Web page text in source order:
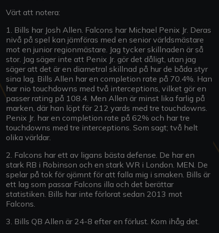
Värt att notera:
1. Bills har Josh Allen. Falcons har Michael Penix Jr. Deras
nivå på spel kan jämföras med en senior världsmästare
mot en junior regionmästare. Jag tycker skillnaden är så
stor. Jag säger inte att Penix Jr. gör det dåligt, utan jag
säger att det är en diametral skillnad på hur de båda styr
sina lag. Bills Allen har en completion rate på 70.4%. Han
har nio touchdowns med två interceptions, vilket gör en
passer rating på 108.4. Men Allen är minst lika farlig på
marken, där han löpt för 212 yards med tre touchdowns.
Penix Jr. har en completion rate på 62% och har tre
touchdowns med tre interceptions. Som sagt; två helt
olika världar.
2. Falcons har ett av ligans bästa defense. De har en
stark RB i Robinson och en stark WR i London. MEN. De
spelar på tok för ojämnt för att falla mig i smaken. Bills är
ett lag som passar Falcons illa och det berättar
statistiken. Bills har inte förlorat sedan 2013 mot
Falcons.
3. Bills QB Allen är 24-8 efter en förlust. Kom ihåg det.